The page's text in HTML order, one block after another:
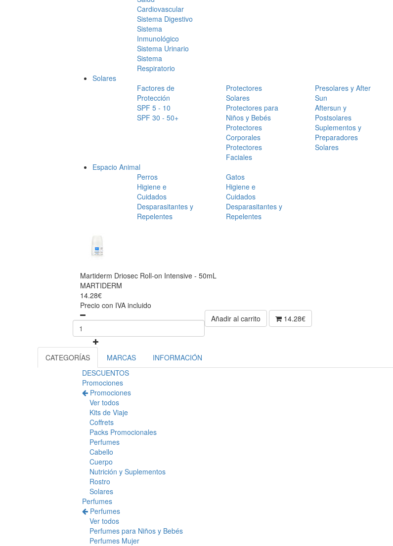
Cardiovascular
Sistema Digestivo
Sistema
Inmunológico
Sistema Urinario
Sistema
Respiratorio
Solares
Factores de
Protección
SPF 5 - 10
SPF 30 - 50+
Protectores
Solares
Protectores para
Niños y Bebés
Protectores
Corporales
Protectores
Faciales
Presolares y After
Sun
Aftersun y
Postsolares
Suplementos y
Preparadores
Solares
Espacio Animal
Perros
Higiene e
Cuidados
Desparasitantes y
Repelentes
Gatos
Higiene e
Cuidados
Desparasitantes y
Repelentes
Martiderm Driosec Roll-on Intensive - 50mL
MARTIDERM
14.28€
Precio con IVA incluido
Añadir al carrito
14.28€
CATEGORÍAS MARCAS
INFORMACIÓN
DESCUENTOS
Promociones
Promociones
Ver todos
Kits de Viaje
Coffrets
Packs Promocionales
Perfumes
Cabello
Cuerpo
Nutrición y Suplementos
Rostro
Solares
Perfumes
Perfumes
Ver todos
Perfumes para Niños y Bebés
Perfumes Mujer